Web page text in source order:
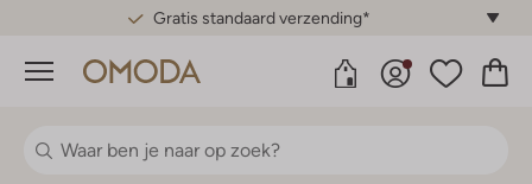
Gratis standaard verzending*
Menu